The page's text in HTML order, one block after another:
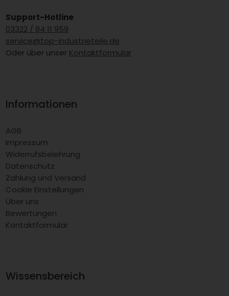
Support-Hotline
03322 / 84 11 959
service@top-industrieteile.de
Oder über unser Kontaktformular
Informationen
AGB
Impressum
Widerrufsbelehrung
Datenschutz
Zahlung und Versand
Cookie Einstellungen
Über uns
Bewertungen
Kontaktformular
Wissensbereich